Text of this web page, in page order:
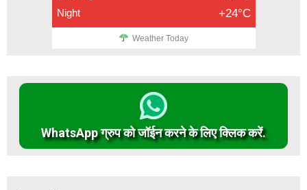
Night +24°C
Weather Today
WhatsApp ग्रुप को जॉईन करने के लिए क्लिक करें.